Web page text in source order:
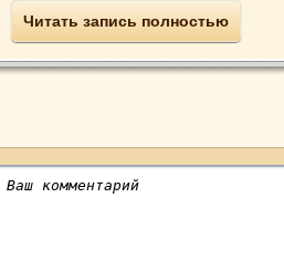
Читать запись полностью